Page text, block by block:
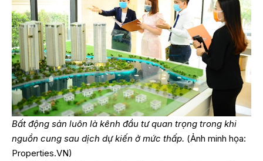
Bất động sản luôn là kênh đầu tư quan trọng trong khi
nguồn cung sau dịch dự kiến ở mức thấp. (Ảnh minh họa:
Properties.VN)